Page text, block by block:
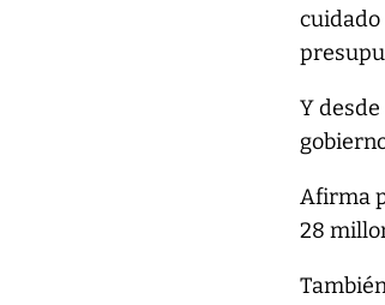
cuidado
Y
Afirma
28